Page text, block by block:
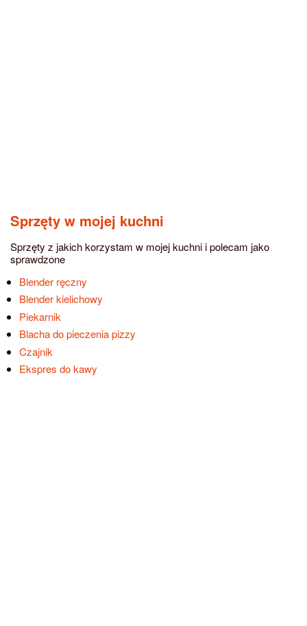
Sprzęty w mojej kuchni
Sprzęty z jakich korzystam w mojej kuchni i polecam jako
sprawdzone
Blender ręczny
Blender kielichowy
Piekarnik
Blacha do pieczenia pizzy
Czajnik
Ekspres do kawy